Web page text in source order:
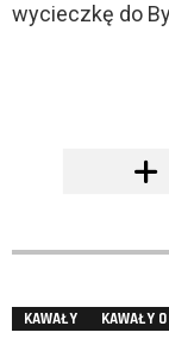
wycieczkę do
KAWAŁY KAWAŁY